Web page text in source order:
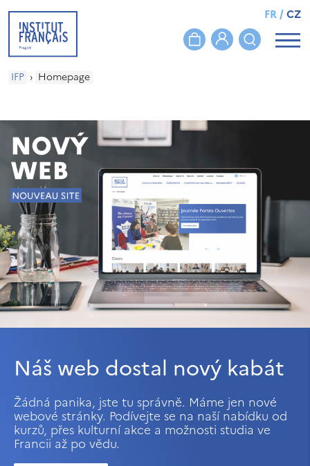
FR/CZ
IFP › Homepage
Náš web dostal nový kabát
Žádná panika, jste tu správně. Máme jen nové
webové stránky. Podívejte se na naší nabídku od
kurzů, přes kulturní akce a možnosti studia ve
Francii až po vědu.